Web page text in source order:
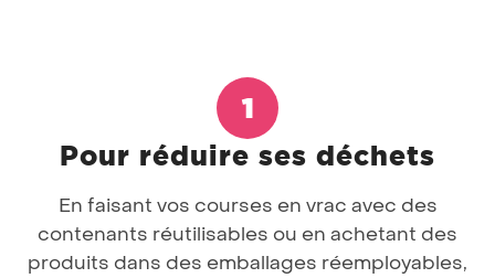
Pour réduire ses déchets
En faisant vos courses en vrac avec des
contenants réutilisables ou en achetant des
produits dans des emballages réemployables,